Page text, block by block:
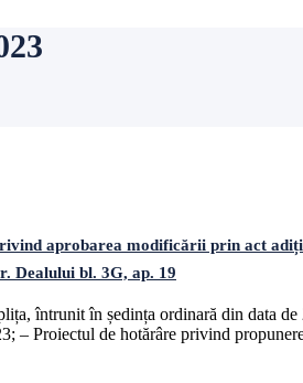
aprobarea modificării prin act
Dealului bl. 3G, ap. 19
întrunit în ședința ordinară din data
– Proiectul de hotărâre privind